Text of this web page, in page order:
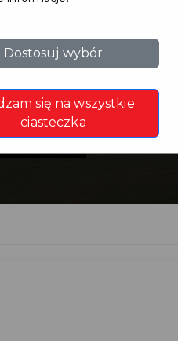
Dostosuj wybór
się na wszystkie
ciasteczka